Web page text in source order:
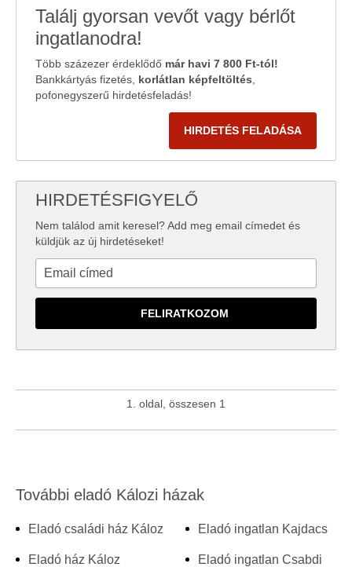
Találj gyorsan vevőt vagy bérlőt
ingatlanodra!
Több százezer érdeklődő már havi 7 800 Ft-tól!
Bankkártyás fizetés, korlátlan képfeltöltés
pofonegyszerű hirdetésfeladás!
HIRDETÉS FELADÁSA
HIRDETÉSFIGYELŐ
Nem találod amit keresel? Add meg email címedet és
küldjük az új hirdetéseket!
1. oldal, összesen 1
További eladó Kálozi házak
Eladó családi ház Káloz
Eladó ház Káloz
Eladó ingatlan Kajdacs
Eladó ingatlan Csabdi